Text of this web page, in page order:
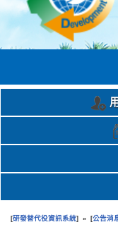
[研發替代役資訊系統] » [公告消